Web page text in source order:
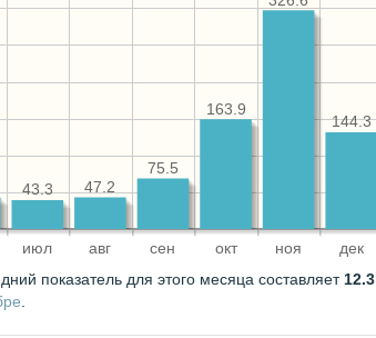
июл авг сен окт ноя дек
144.3
163.9
75.5
47.2
43.3
показатель для этого месяца составляет12.3
.